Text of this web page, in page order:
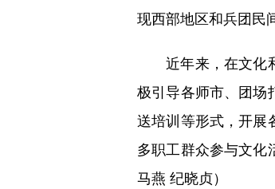
现西部地区和兵团民
近年来，在文化和
极引导各师市、团场
送培训等形式，开展
多职工群众参与文化
马燕 纪晓贞）